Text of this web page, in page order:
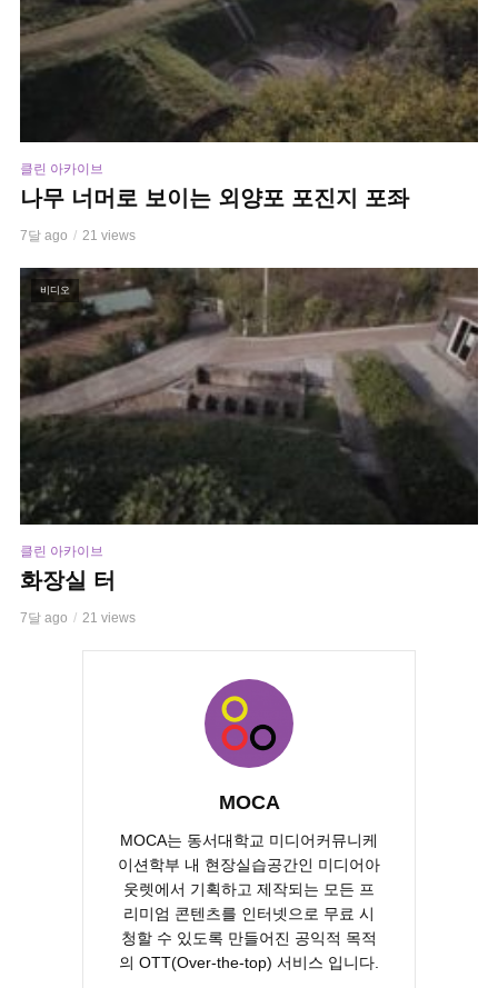
클린 아카이브
나무 너머로 보이는 외양포 포진지 포좌
7달 ago 21 views
비디오
클린 아카이브
화장실 터
7달 ago 21 views
MOCA
MOCA는 동서대학교 미디어커뮤니케
이션학부 내 현장실습공간인 미디어아
웃렛에서 기획하고 제작되는 모든 프
리미엄 콘텐츠를 인터넷으로 무료 시
청할 수 있도록 만들어진 공익적 목적
의 OTT(Over-the-top) 서비스 입니다.